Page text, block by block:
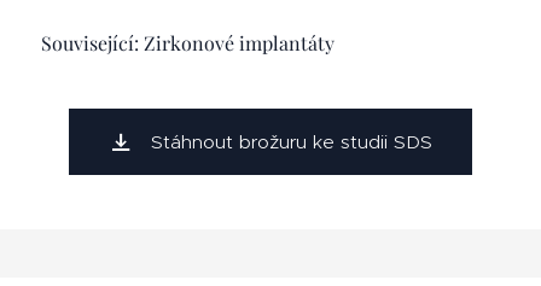
🔗 Související: Zirkonové implantáty
Stáhnout brožuru ke studii SDS